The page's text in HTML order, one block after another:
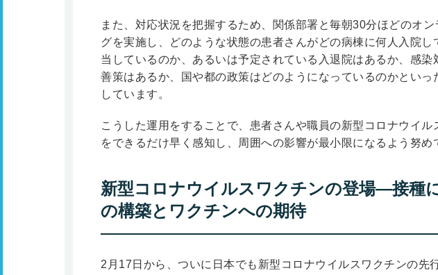
また、対応状況を把握するため、関係部署と毎朝30分ほどのオ
グを実施し、どのような状態の患者さんがどの病棟に何人入院し
当しているのか、あるいは予定されている入退院はあるか、感染
善策はあるか、国や都の政策はどのようになっているのかといっ
しています。
こうした運用をすることで、患者さんや職員の新型コロナウイル
をできるだけ早く感知し、周囲への影響が最小限になるよう努め
新型コロナウイルスワクチンの登場―接種
の構築とワクチンへの期待
2月17日から、ついに日本でも新型コロナウイルスワクチンの先